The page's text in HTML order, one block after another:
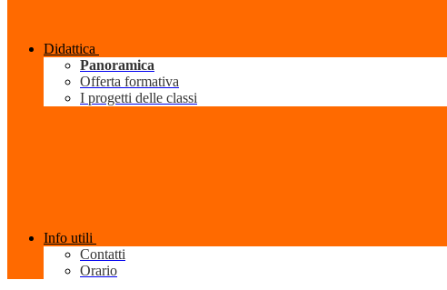
Didattica
Panoramica
Offerta formativa
I progetti delle classi
Info utili
Contatti
Orario